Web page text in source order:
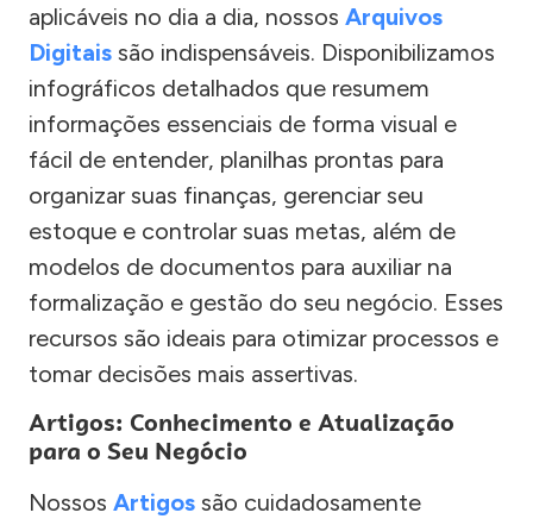
aplicáveis no dia a dia, nossos Arquivos
Digitais são indispensáveis. Disponibilizamos
infográficos detalhados que resumem
informações essenciais de forma visual e
fácil de entender, planilhas prontas para
organizar suas finanças, gerenciar seu
estoque e controlar suas metas, além de
modelos de documentos para auxiliar na
formalização e gestão do seu negócio. Esses
recursos são ideais para otimizar processos e
tomar decisões mais assertivas.
Artigos: Conhecimento e Atualização
para o Seu Negócio
Nossos Artigos são cuidadosamente